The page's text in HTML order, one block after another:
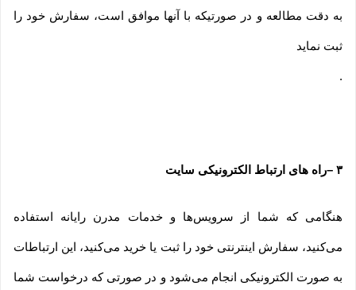
به دقت مطالعه و در صورتیکه با آنها موافق است، سفارش خود را
ثبت نماید
.
۳ –راه های ارتباط الکترونیکی سایت
هنگامی که شما از سرویس‌‏ها و خدمات مدرن رایانه استفاده
می‏‌کنید، سفارش اینترنتی خود را ثبت یا خرید می‏‌کنید، این ارتباطات
به صورت الکترونیکی انجام می‏‌شود و در صورتی که درخواست شما